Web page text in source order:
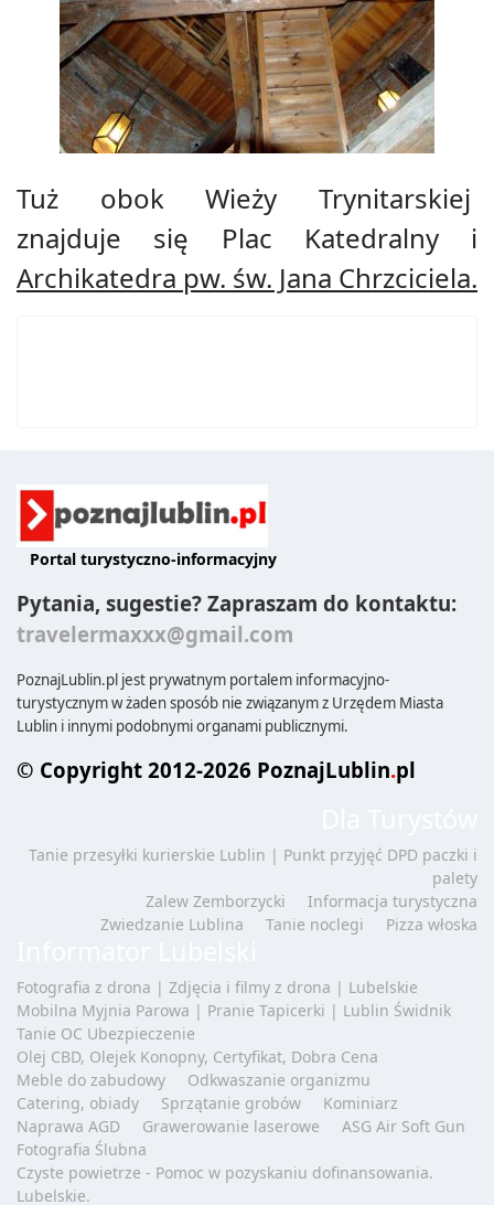
Tuż obok Wieży Trynitarskiej
znajduje się Plac Katedralny i
Archikatedra pw. św. Jana Chrzciciela.
Portal turystyczno-informacyjny
Pytania, sugestie? Zapraszam do kontaktu:
travelermaxxx@gmail.com
PoznajLublin.pl jest prywatnym portalem informacyjno-
turystycznym w żaden sposób nie związanym z Urzędem Miasta
Lublin i innymi podobnymi organami publicznymi.
© Copyright 2012-2026 PoznajLublin.pl
Tanie przesyłki kurierskie Lublin | Punkt przyjęć DPD paczki i
palety
Zalew Zemborzycki
Informacja turystyczna
Zwiedzanie Lublina
Tanie noclegi Pizza włoska
Fotografia z drona | Zdjęcia i filmy z drona | Lubelskie
Mobilna Myjnia Parowa | Pranie Tapicerki | Lublin Świdnik
Tanie OC Ubezpieczenie
Olej CBD, Olejek Konopny, Certyfikat, Dobra Cena
Meble do zabudowy
Odkwaszanie organizmu
Catering, obiady
Sprzątanie grobów
Kominiarz
Naprawa AGD
Grawerowanie laserowe
ASG Air Soft Gun
Fotografia Ślubna
Czyste powietrze - Pomoc w pozyskaniu dofinansowania.
Lubelskie.